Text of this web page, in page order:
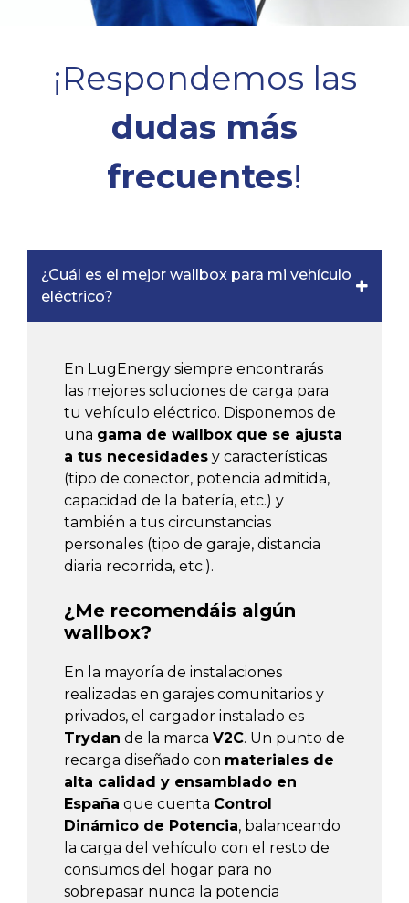
¡Respondemos las
dudas más
frecuentes!
¿Cuál es el mejor wallbox para mi vehículo
eléctrico?
En LugEnergy siempre encontrarás
las mejores soluciones de carga para
tu vehículo eléctrico. Disponemos de
una gama de wallbox que se ajusta
a tus necesidades y características
(tipo de conector, potencia admitida,
capacidad de la batería, etc.) y
también a tus circunstancias
personales (tipo de garaje, distancia
diaria recorrida, etc.).
¿Me recomendáis algún
wallbox?
En la mayoría de instalaciones
realizadas en garajes comunitarios y
privados, el cargador instalado es
Trydan de la marca V2C. Un punto de
recarga diseñado con materiales de
alta calidad y ensamblado en
España que cuenta Control
Dinámico de Potencia, balanceando
la carga del vehículo con el resto de
consumos del hogar para no
sobrepasar nunca la potencia